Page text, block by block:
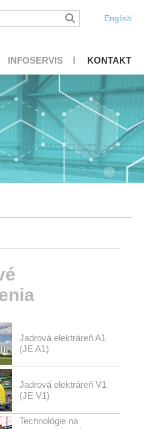
English
INFOSERVIS KONTAKT
Jadrová elektráreň A1
(JE A1)
Jadrová elektráreň V1
(JE V1)
Technológie na